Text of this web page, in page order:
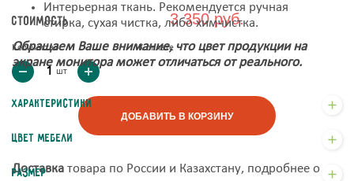
Стоимость 3 350 руб.
Количество
шт
К оплате
ДОБАВИТЬ В КОРЗИНУ
Доставка товара по России и Казахстану, подробнее о
Интерьерная ткань. Рекомендуется ручная
стирка, сухая чистка, либо химчистка.
Обращаем Ваше внимание, что цвет продукции на
экране монитора может отличаться от реального.
Характеристики
Цвет мебели
Размер